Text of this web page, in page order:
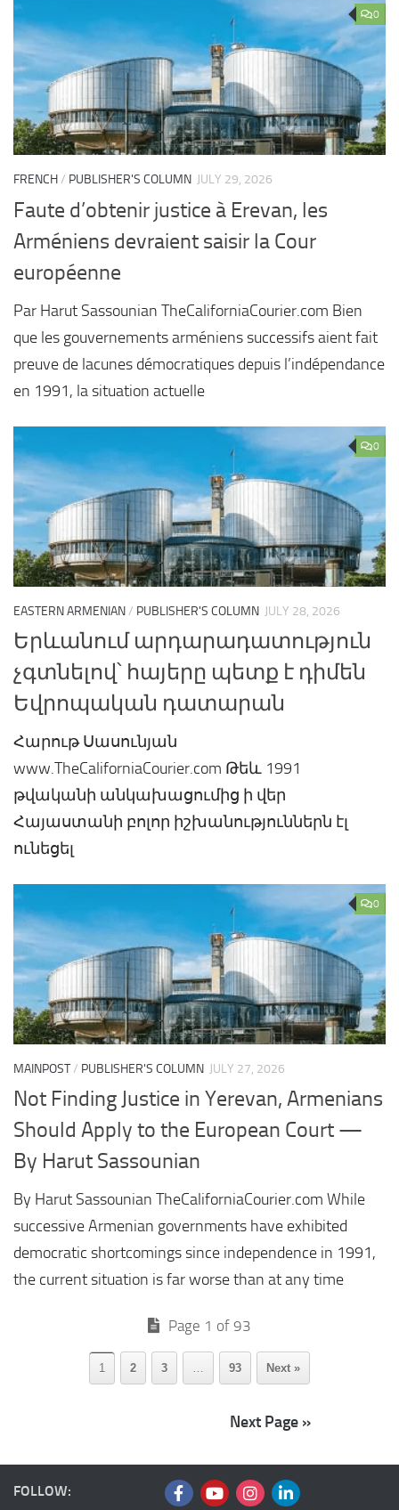
0
FRENCH/ PUBLISHER'S COLUMN JULY 29, 2026
Faute d’obtenir justice à Erevan, les
Arméniens devraient saisir la Cour
européenne
Par Harut Sassounian TheCaliforniaCourier.com Bien
que les gouvernements arméniens successifs aient fait
preuve de lacunes démocratiques depuis l’indépendance
en 1991, la situation actuelle
0
EASTERN ARMENIAN/ PUBLISHER'S COLUMN JULY 28, 2026
Երևանում արդարադատություն
չգտնելով՝ հայերը պետք է դիմեն
Եվրոպական դատարան
Հարութ Սասունյան
www.TheCaliforniaCourier.com Թեև 1991
թվականի անկախացումից ի վեր
Հայաստանի բոլոր իշխանություններն էլ
ունեցել
0
MAINPOST/ PUBLISHER'S COLUMN JULY 27, 2026
Not Finding Justice in Yerevan, Armenians
Should Apply to the European Court —
By Harut Sassounian
By Harut Sassounian TheCaliforniaCourier.com While
successive Armenian governments have exhibited
democratic shortcomings since independence in 1991,
the current situation is far worse than at any time
Page 1 of 93
1 2 3 … 93 Next »
Next Page »
FOLLOW: